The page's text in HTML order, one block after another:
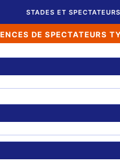
STADES ET SPECTATEURS
DE SPECTATEURS